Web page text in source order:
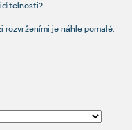
rozvrženími je náhle pomalé.